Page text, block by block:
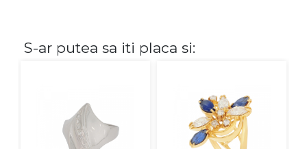
S-ar putea sa iti placa si: